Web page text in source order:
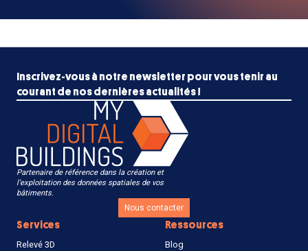
Inscrivez-vous à notre newsletter pour vous tenir au
courant de nos dernières actualités !
Partenaire de référence dans la création et
l’exploitation des données spatiales de vos
bâtiments.
Nous contacter
Services
Relevé 3D
Ressources
Blog